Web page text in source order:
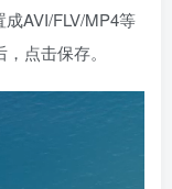
AVI/FLV/MP4等
点击保存。